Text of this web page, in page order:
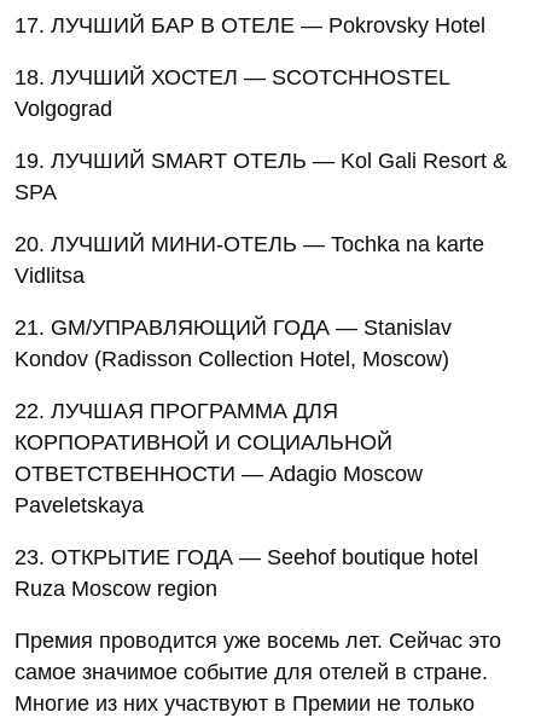
17. ЛУЧШИЙ БАР В ОТЕЛЕ — Pokrovsky Hotel
18. ЛУЧШИЙ ХОСТЕЛ — SCOTCHHOSTEL
Volgograd
19. ЛУЧШИЙ SMART ОТЕЛЬ — Kol Gali Resort &
SPA
20. ЛУЧШИЙ МИНИ-ОТЕЛЬ — Tochka na karte
Vidlitsa
21. GM/УПРАВЛЯЮЩИЙ ГОДА — Stanislav
Kondov (Radisson Collection Hotel, Moscow)
22. ЛУЧШАЯ ПРОГРАММА ДЛЯ
КОРПОРАТИВНОЙ И СОЦИАЛЬНОЙ
ОТВЕТСТВЕННОСТИ — Adagio Moscow
Paveletskaya
23. ОТКРЫТИЕ ГОДА — Seehof boutique hotel
Ruza Moscow region
Премия проводится уже восемь лет. Сейчас это
самое значимое событие для отелей в стране.
Многие из них участвуют в Премии не только